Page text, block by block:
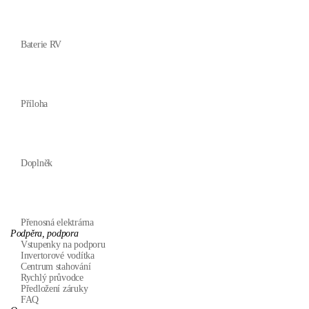
Baterie RV
Příloha
Doplněk
Přenosná elektrárna
Podpěra, podpora
Vstupenky na podporu
Invertorové vodítka
Centrum stahování
Rychlý průvodce
Předložení záruky
FAQ